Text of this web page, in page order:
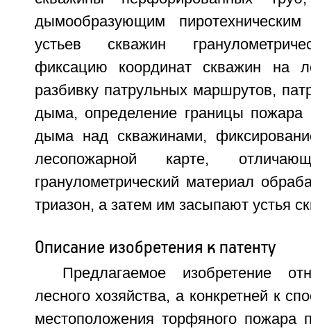
дымообразующим
устьев скважин
фиксацию координат скважин на
разбивку патрульных маршрутов,
дыма, определение границы пожара
дыма над скважинами,
лесопожарной карте,
гранулометрический материал
триазон, а затем им засыпают устья
Описание изобретения к патенту
Предлагаемое изобретение
лесного хозяйства, а конкретней к
местоположения торфяного пожара